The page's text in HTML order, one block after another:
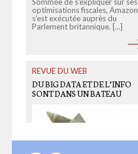
optimisations fiscales, Amazon
s'est exécutée auprès du
Parlement britannique. [...]
REVUE DU WEB
DU BIG DATA ET DE L’INFO
SONT DANS UN BATEAU